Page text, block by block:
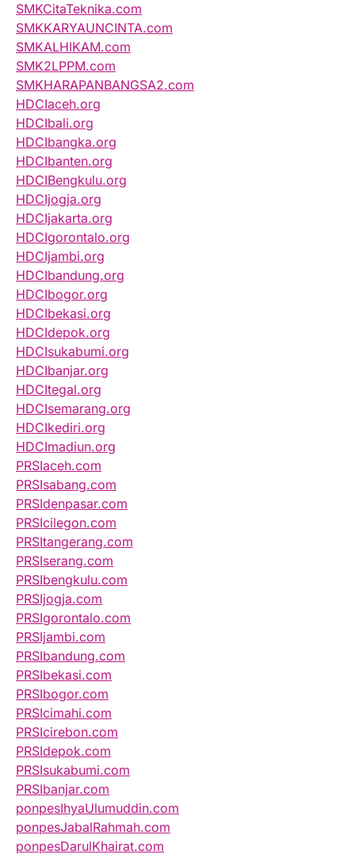
SMKCitaTeknika.com
SMKKARYAUNCINTA.com
SMKALHIKAM.com
SMK2LPPM.com
SMKHARAPANBANGSA2.com
HDCIaceh.org
HDCIbali.org
HDCIbangka.org
HDCIbanten.org
HDCIBengkulu.org
HDCIjogja.org
HDCIjakarta.org
HDCIgorontalo.org
HDCIjambi.org
HDCIbandung.org
HDCIbogor.org
HDCIbekasi.org
HDCIdepok.org
HDCIsukabumi.org
HDCIbanjar.org
HDCItegal.org
HDCIsemarang.org
HDCIkediri.org
HDCImadiun.org
PRSIaceh.com
PRSIsabang.com
PRSIdenpasar.com
PRSIcilegon.com
PRSItangerang.com
PRSIserang.com
PRSIbengkulu.com
PRSIjogja.com
PRSIgorontalo.com
PRSIjambi.com
PRSIbandung.com
PRSIbekasi.com
PRSIbogor.com
PRSIcimahi.com
PRSIcirebon.com
PRSIdepok.com
PRSIsukabumi.com
PRSIbanjar.com
ponpesIhyaUlumuddin.com
ponpesJabalRahmah.com
ponpesDarulKhairat.com